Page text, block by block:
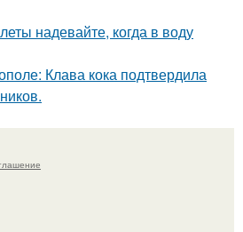
надевайте, когда в воду
Клава кока подтвердила